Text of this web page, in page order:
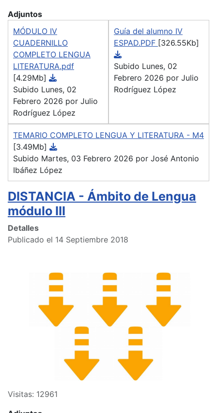
Adjuntos
MÓDULO IV
CUADERNILLO
COMPLETO LENGUA
LITERATURA.pdf
[4.29Mb]
Subido Lunes, 02
Febrero 2026 por Julio
Rodríguez López
Guía del alumno IV
ESPAD.PDF [326.55Kb]
Subido Lunes, 02
Febrero 2026 por Julio
Rodríguez López
TEMARIO COMPLETO LENGUA Y LITERATURA - M4
[3.49Mb]
Subido Martes, 03 Febrero 2026 por José Antonio
Ibáñez López
DISTANCIA - Ámbito de Lengua
módulo III
Detalles
Publicado el 14 Septiembre 2018
Visitas: 12961